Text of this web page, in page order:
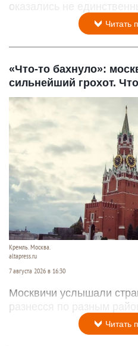
оказались не
Читать
«Что-то бахнуло»:
сильнейший грохот.
Кремль. Москва.
altapress.ru
7 августа 2026 в 16:30
Москвичи услышали
разнесся по разным
Читать